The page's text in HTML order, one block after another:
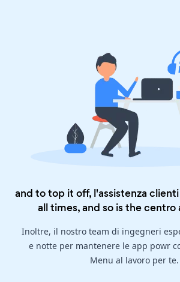
and to top it off, l'assistenza
all times, and so is thecentro
Inoltre, il nostro team di ingegneri
e notte per mantenere le app powr
Menu al lavoro per te.